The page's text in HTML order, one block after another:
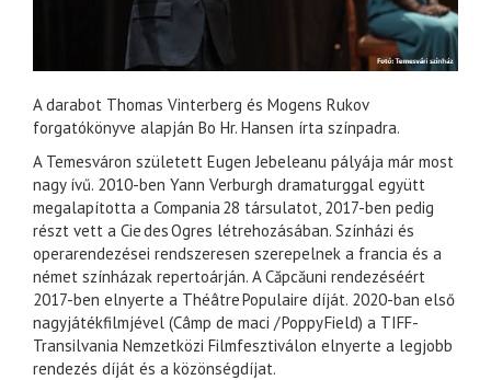
A darabot Thomas Vinterberg és Mogens Rukov
forgatókönyve alapján Bo Hr. Hansen írta színpadra.
A Temesváron született Eugen Jebeleanu pályája már most
nagy ívű. 2010-ben Yann Verburgh dramaturggal együtt
megalapította a Compania 28 társulatot, 2017-ben pedig
részt vett a Cie des Ogres létrehozásában. Színházi és
operarendezései rendszeresen szerepelnek a francia és a
német színházak repertoárján. A Căpcăuni rendezéséért
2017-ben elnyerte a Théâtre Populaire díját. 2020-ban első
nagyjátékfilmjével (Câmp de maci / Poppy Field) a TIFF-
Transilvania Nemzetközi Filmfesztiválon elnyerte a legjobb
rendezés díját és a közönségdíjat.